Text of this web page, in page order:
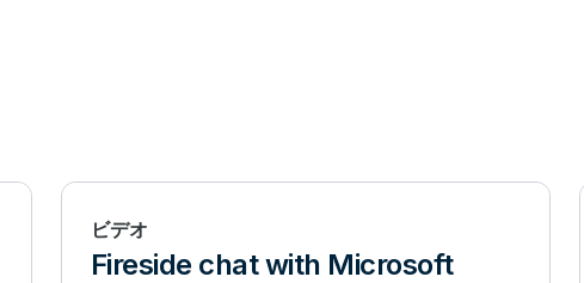
ビデオ
Fireside chat with Microsoft